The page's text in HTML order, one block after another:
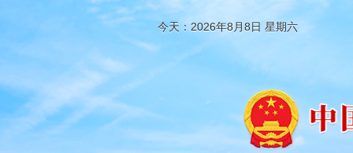
今天：2026年8月8日 星期六